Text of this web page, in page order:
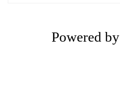
Powered by